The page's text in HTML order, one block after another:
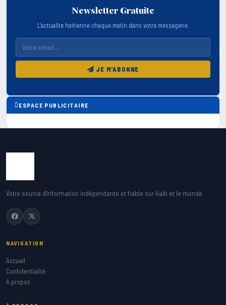
Newsletter Gratuite
L'actualite haitienne chaque matin dans votre messagerie.
JE M'ABONNE
ESPACE PUBLICITAIRE
Votre source d'information indépendante et fiable sur Haïti et le monde.
NAVIGATION
Accueil
Confidentialité
A propos